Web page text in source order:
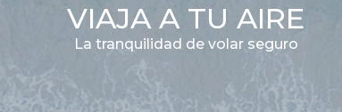
VIAJA A TU AIRE
La tranquilidad de volar seguro